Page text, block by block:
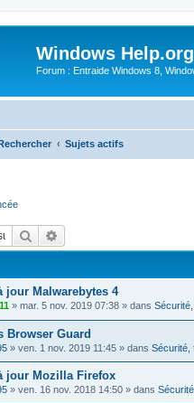
Windows Help.org
Forum : Entraide Windows 8,
Sujets actifs
Rechercher
jour Malwarebytes 4
» mar. 5 nov. 2019 07:38 » dans
Browser Guard
» ven. 1 nov. 2019 11:45 » dans Sécurité,
jour Mozilla Firefox
» ven. 16 nov. 2018 14:50 » dans